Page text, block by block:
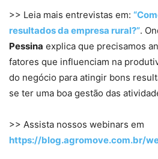
>> Leia mais entrevistas em:
resultados da empresa rural?”.
Pessina explica que precisamos
fatores que influenciam na
do negócio para atingir bons
se ter uma boa gestão das
>> Assista nossos webinars em
https://blog.agromove.com.br/